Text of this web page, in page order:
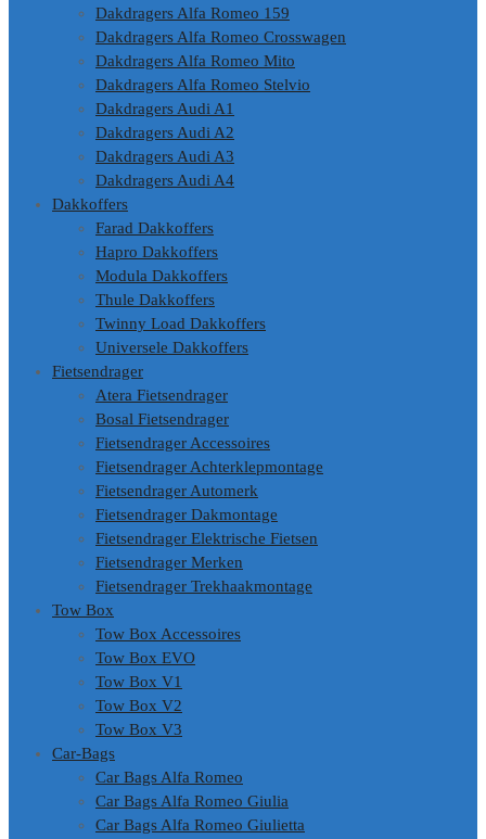
Dakdragers Alfa Romeo 159
Dakdragers Alfa Romeo Crosswagen
Dakdragers Alfa Romeo Mito
Dakdragers Alfa Romeo Stelvio
Dakdragers Audi A1
Dakdragers Audi A2
Dakdragers Audi A3
Dakdragers Audi A4
Dakkoffers
Farad Dakkoffers
Hapro Dakkoffers
Modula Dakkoffers
Thule Dakkoffers
Twinny Load Dakkoffers
Universele Dakkoffers
Fietsendrager
Atera Fietsendrager
Bosal Fietsendrager
Fietsendrager Accessoires
Fietsendrager Achterklepmontage
Fietsendrager Automerk
Fietsendrager Dakmontage
Fietsendrager Elektrische Fietsen
Fietsendrager Merken
Fietsendrager Trekhaakmontage
Tow Box
Tow Box Accessoires
Tow Box EVO
Tow Box V1
Tow Box V2
Tow Box V3
Car-Bags
Car Bags Alfa Romeo
Car Bags Alfa Romeo Giulia
Car Bags Alfa Romeo Giulietta